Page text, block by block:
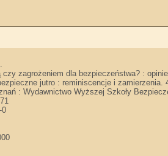
.
zagrożeniem dla bezpieczeństwa? :
jutro : reminiscencje i
: Wydawnictwo Wyższej Szkoły
0